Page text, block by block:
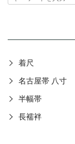
着尺
名古屋帯 八寸
半幅帯
長襦袢